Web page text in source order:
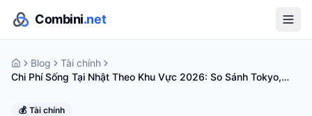
Combini.net
Blog
Tài chính
Chi Phí Sống Tại Nhật Theo Khu Vực 2026: So Sánh Tokyo,
💰 Tài chính